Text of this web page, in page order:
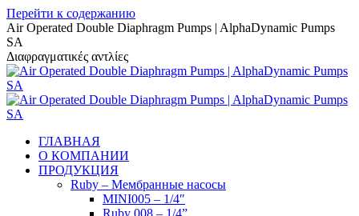
Перейти к содержанию
Air Operated Double Diaphragm Pumps | AlphaDynamic Pumps
SA
Διαφραγματικές αντλίες
ГЛАВНАЯ
О КОМПАНИИ
ПРОДУКЦИЯ
Ruby – Мембранные насосы
MINI005 – 1/4″
Ruby 008 – 1/4”